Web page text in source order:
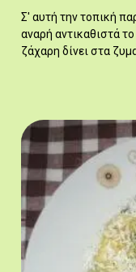
Σ' αυτή την τοπική
αναρή αντικαθιστά
ζάχαρη δίνει στα